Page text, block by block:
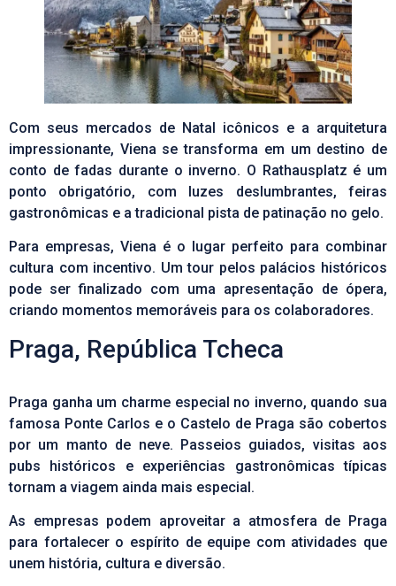
Com seus mercados de Natal icônicos e a arquitetura
impressionante, Viena se transforma em um destino de
conto de fadas durante o inverno. O Rathausplatz é um
ponto obrigatório, com luzes deslumbrantes, feiras
gastronômicas e a tradicional pista de patinação no gelo.
Para empresas, Viena é o lugar perfeito para combinar
cultura com incentivo. Um tour pelos palácios históricos
pode ser finalizado com uma apresentação de ópera,
criando momentos memoráveis para os colaboradores.
Praga, República Tcheca
Praga ganha um charme especial no inverno, quando sua
famosa Ponte Carlos e o Castelo de Praga são cobertos
por um manto de neve. Passeios guiados, visitas aos
pubs históricos e experiências gastronômicas típicas
tornam a viagem ainda mais especial.
As empresas podem aproveitar a atmosfera de Praga
para fortalecer o espírito de equipe com atividades que
unem história, cultura e diversão.